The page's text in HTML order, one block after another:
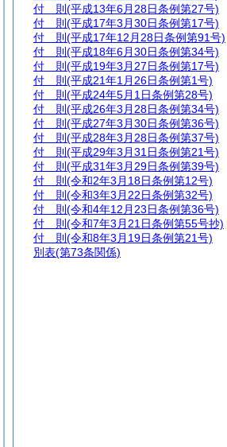
付 則 (平成13年6月28日条例第27号)
付 則 (平成17年3月30日条例第17号)
付 則 (平成17年12月28日条例第91号)
付 則 (平成18年6月30日条例第34号)
付 則 (平成19年3月27日条例第17号)
付 則 (平成21年1月26日条例第1号)
付 則 (平成24年5月1日条例第28号)
付 則 (平成26年3月28日条例第34号)
付 則 (平成27年3月30日条例第36号)
付 則 (平成28年3月28日条例第37号)
付 則 (平成29年3月31日条例第21号)
付 則 (平成31年3月29日条例第39号)
付 則 (令和2年3月18日条例第12号)
付 則 (令和3年3月22日条例第32号)
付 則 (令和4年12月23日条例第36号)
付 則 (令和7年3月21日条例第55号抄)
付 則 (令和8年3月19日条例第21号)
別表(第73条関係)